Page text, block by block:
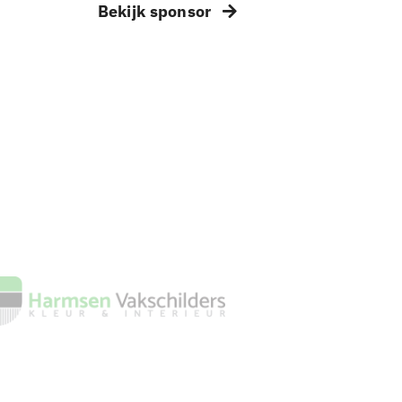
Bekijk sponsor